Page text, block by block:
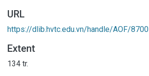
URL
https://dlib.hvtc.edu.vn/handle/AOF/8700
Extent
134 tr.